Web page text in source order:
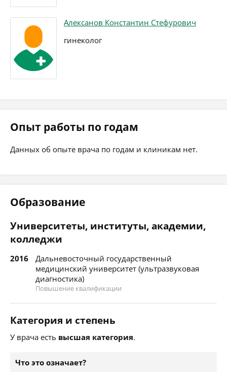
Алексанов Константин Стефурович
гинеколог
Опыт работы по годам
Данных об опыте врача по годам и клиникам нет.
Образование
Университеты, институты, академии,
колледжи
2016
Дальневосточный государственный
медицинский университет (ультразвуковая
диагностика)
Повышение квалификации
Категория и степень
У врача есть высшая категория.
Что это означает?